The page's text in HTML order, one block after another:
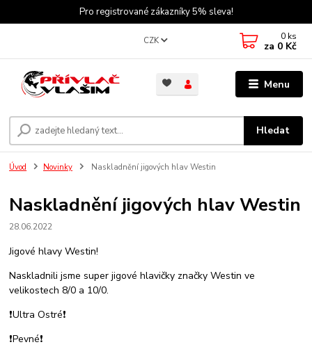
Pro registrované zákazníky 5% sleva!
Menu
CZK
Hledat
0 ks
za 0 Kč
Úvod Novinky Naskladnění jigových hlav Westin
Naskladnění jigových hlav Westin
28.06.2022
Jigové hlavy Westin!
Naskladnili jsme super jigové hlavičky značky Westin ve
velikostech 8/0 a 10/0.
❗Ultra Ostré❗
❗Pevné❗